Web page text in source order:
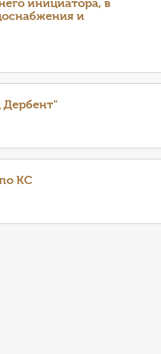
инициатора, в
и
Дербент"
КС